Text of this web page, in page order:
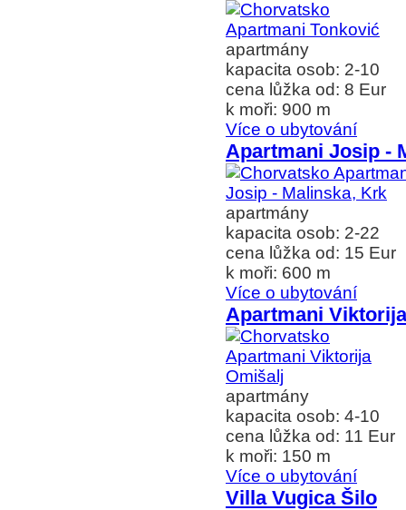
apartmány
kapacita osob: 2-10
cena lůžka od: 8 Eur
k moři: 900 m
Více o ubytování
Apartmani Josip -
apartmány
kapacita osob: 2-22
cena lůžka od: 15 Eur
k moři: 600 m
Více o ubytování
Apartmani
apartmány
kapacita osob: 4-10
cena lůžka od: 11 Eur
k moři: 150 m
Více o ubytování
Villa Vugica Šilo